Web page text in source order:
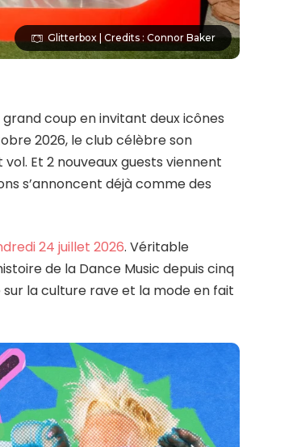
Glitterbox | Credits : Connor Baker
coup en invitant deux icônes
2026, le club célèbre son
Et 2 nouveaux guests viennent
s’annoncent déjà comme des
24 juillet 2026. Véritable
de la Dance Music depuis cinq
la culture rave et la mode en fait